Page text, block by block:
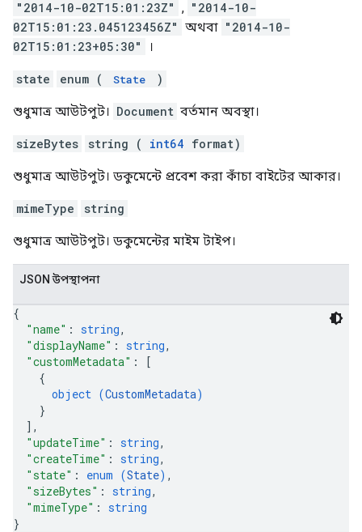
"2014-10-02T15:01:23Z" , "2014-10-
02T15:01:23.045123456Z" অথবা "2014-10-
02T15:01:23+05:30"
।
state enum ( State )
শুধুমাত্র আউটপুট। Document বর্তমান অবস্থা।
sizeBytes string ( int64 format)
শুধুমাত্র আউটপুট। ডকুমেন্টে প্রবেশ করা কাঁচা বাইটের আকার।
mimeType string
শুধুমাত্র আউটপুট। ডকুমেন্টের মাইম টাইপ।
JSON উপস্থাপনা
{
"name" : string,
"displayName" : string,
"customMetadata" :
[
{
object (CustomMetadata)
}
] ,
"updateTime" : string,
"createTime" : string,
"state" : enum (State) ,
"sizeBytes" : string,
"mimeType" : string
}